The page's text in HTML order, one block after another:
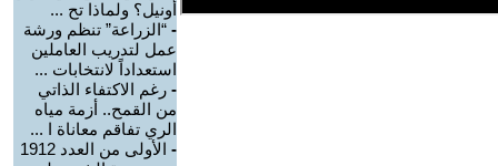
أونيل؟ ولماذا تح ...
- “الزراعة” تنظم ورشة
عمل لتدريب العاملين
استعداداً لانتخابات ...
- رغم الاكتفاء الذاتي
من القمح.. أزمة مياه
الري تفاقم معاناة ا ...
-
الأولى من العدد 1912